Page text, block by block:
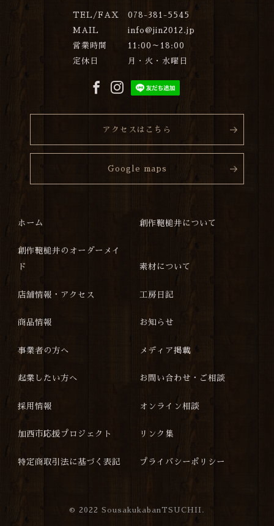
TEL/FAX
078-381-5545
MAIL
info@jin2012.jp
営業時間
11:00～18:00
定休日
月・火・水曜日
アクセスはこちら
Google maps
ホーム 創作鞄槌井について
創作鞄槌井のオーダーメイ
ド
素材について
店舗情報・アクセス 工房日記
商品情報 お知らせ
事業者の方へ メディア掲載
起業したい方へ お問い合わせ・ご相談
採用情報 オンライン相談
加西市応援プロジェクト リンク集
特定商取引法に基づく表記 プライバシーポリシー
© 2022 SousakukabanTSUCHII.